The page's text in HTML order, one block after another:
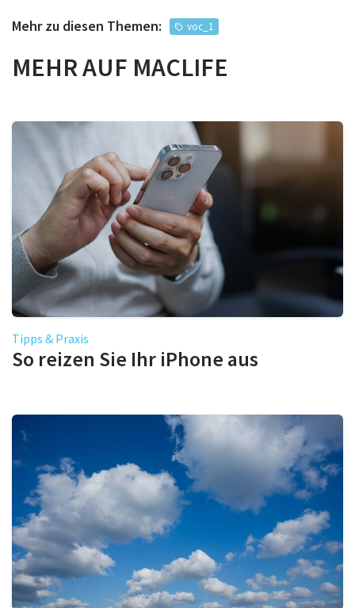
Mehr zu diesen Themen: voc_1
MEHR AUF MACLIFE
Tipps & Praxis
So reizen Sie Ihr iPhone aus